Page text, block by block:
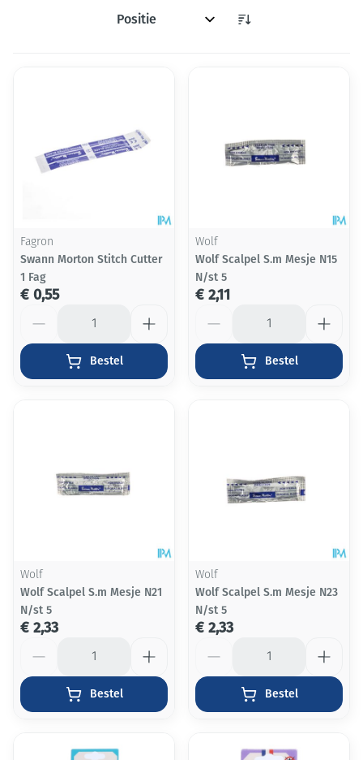
Sorteer op:
Fagron
Swann Morton Stitch Cutter
1 Fag
€ 0,55
Bestel
Wolf
Wolf Scalpel S.m Mesje N15
N/st 5
€ 2,11
Bestel
Wolf
Wolf Scalpel S.m Mesje N21
N/st 5
€ 2,33
Bestel
Wolf
Wolf Scalpel S.m Mesje N23
N/st 5
€ 2,33
Bestel